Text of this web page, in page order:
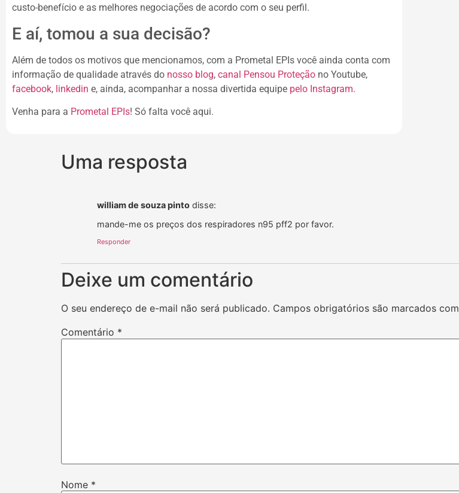
custo-benefício e as melhores negociações de acordo com o seu perfil.
E aí, tomou a sua decisão?
Além de todos os motivos que mencionamos, com a Prometal EPIs você ainda conta com
informação de qualidade através do nosso blog, canal Pensou Proteção no Youtube,
facebook, linkedin e, ainda, acompanhar a nossa divertida equipe pelo Instagram.
Venha para a Prometal EPIs! Só falta você aqui.
Uma resposta
william de souza pinto disse:
mande-me os preços dos respiradores n95 pff2 por favor.
Responder
Deixe um comentário
O seu endereço de e-mail não será publicado. Campos obrigatórios são marcados com
Comentário *
Nome *